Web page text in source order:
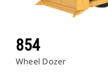
854
Wheel Dozer